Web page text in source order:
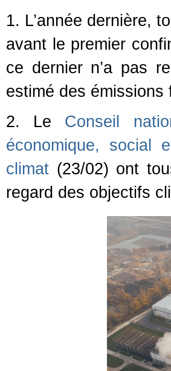
1. L’année dernière,
avant le premier
ce dernier n’a pas
estimé des
2. Le Conseil
économique, social
climat (23/02) ont
regard des objectifs